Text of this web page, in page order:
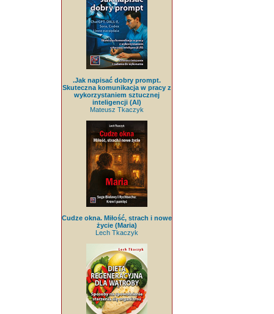
.Jak napisać dobry prompt.
Skuteczna komunikacja w pracy z
wykorzystaniem sztucznej
inteligencji (AI)
Mateusz Tkaczyk
Cudze okna. Miłość, strach i nowe
życie (Maria)
Lech Tkaczyk